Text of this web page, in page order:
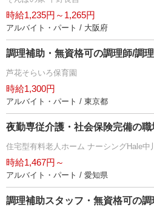
時給1,235円～1,265円
アルバイト・パート / 大阪府
調理補助・無資格可の調理師/調
芦花そらいろ保育園
時給1,300円
アルバイト・パート / 東京都
夜勤専従介護・社会保険完備の
住宅型有料老人ホーム ナーシングHale中
時給1,467円～
アルバイト・パート / 愛知県
調理補助スタッフ・無資格可の